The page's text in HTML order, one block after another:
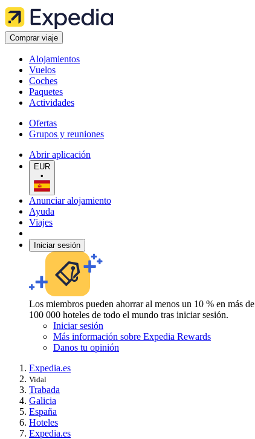
Comprar viaje
Alojamientos
Vuelos
Coches
Paquetes
Actividades
Ofertas
Grupos y reuniones
Abrir aplicación
EUR
•
Anunciar alojamiento
Ayuda
Viajes
Iniciar sesión
Los miembros pueden ahorrar al menos un 10 % en más de
100 000 hoteles de todo el mundo tras iniciar sesión.
Iniciar sesión
Más información sobre Expedia Rewards
Danos tu opinión
Expedia.es
Vidal
Trabada
Galicia
España
Hoteles
Expedia.es